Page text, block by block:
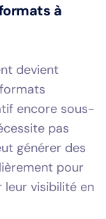
à
devient
encore sous-
pas
générer des
pour
leur visibilité en